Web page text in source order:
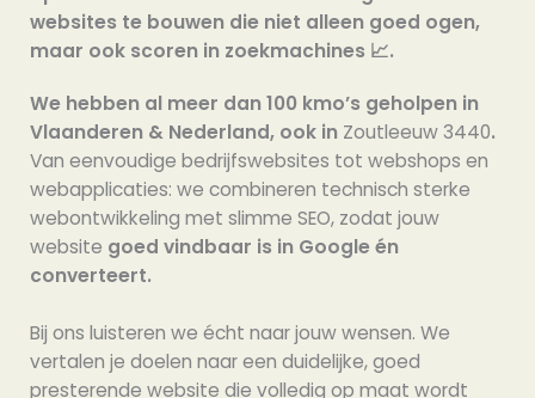
websites te bouwen die niet alleen goed ogen,
maar ook scoren in zoekmachines 📈.
We hebben al meer dan 100 kmo’s geholpen in
Vlaanderen & Nederland, ook in Zoutleeuw 3440.
Van eenvoudige bedrijfswebsites tot webshops en
webapplicaties: we combineren technisch sterke
webontwikkeling met slimme SEO, zodat jouw
website goed vindbaar is in Google én
converteert.
Bij ons luisteren we écht naar jouw wensen. We
vertalen je doelen naar een duidelijke, goed
presterende website die volledig op maat wordt